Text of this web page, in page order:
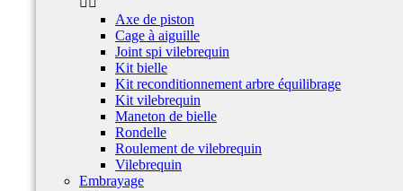
Axe de piston
Cage à aiguille
Joint spi vilebrequin
Kit bielle
Kit reconditionnement arbre équilibrage
Kit vilebrequin
Maneton de bielle
Rondelle
Roulement de vilebrequin
Vilebrequin
Embrayage